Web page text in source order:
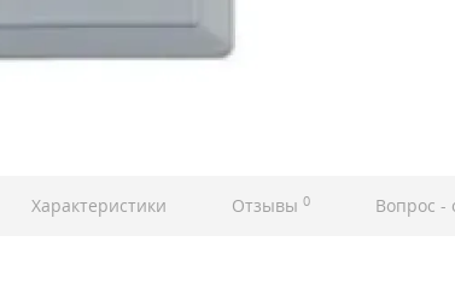
Характеристики Отзывы 0 Вопрос -